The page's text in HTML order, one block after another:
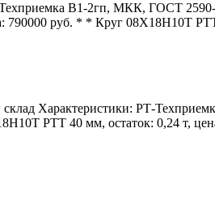
В1-2гп, МКК, ГОСТ
790000 руб. * * Круг 08Х18Н10Т
Характеристики: РТ-
РТТ 40 мм, остаток: 0,24 т,